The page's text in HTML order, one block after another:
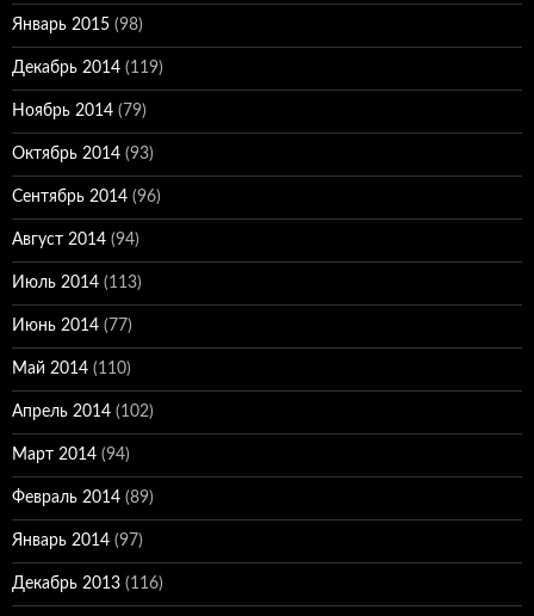
Январь 2015 (98)
Декабрь 2014 (119)
Ноябрь 2014 (79)
Октябрь 2014 (93)
Сентябрь 2014 (96)
Август 2014 (94)
Июль 2014 (113)
Июнь 2014 (77)
Май 2014 (110)
Апрель 2014 (102)
Март 2014 (94)
Февраль 2014 (89)
Январь 2014 (97)
Декабрь 2013 (116)